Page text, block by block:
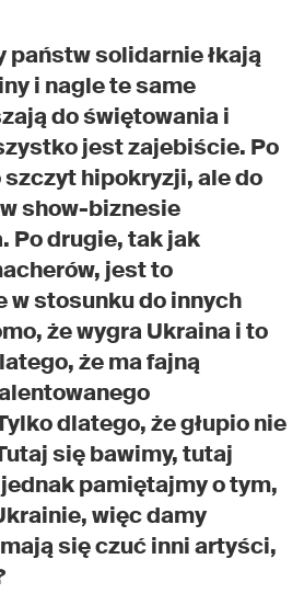
państw solidarnie łkają
i nagle te same
do świętowania i
jest zajebiście. Po
hipokryzji, ale do
show-biznesie
Po drugie, tak jak
jest to
w stosunku do innych
że wygra Ukraina i to
że ma fajną
dlatego, że głupio nie
się bawimy, tutaj
pamiętajmy o tym,
więc damy
się czuć inni artyści,